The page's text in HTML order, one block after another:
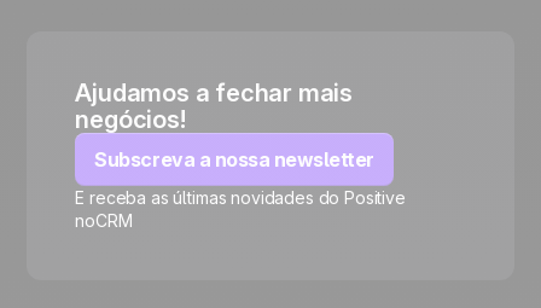
Ajudamos a fechar mais
negócios!
Subscreva a nossa newsletter
E receba as últimas novidades do Positive
noCRM